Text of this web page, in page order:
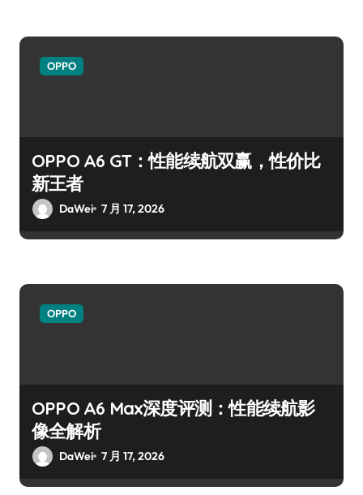
OPPO
OPPO A6 GT：性能续航双赢，性价比
新王者
DaWei 7 月 17, 2026
OPPO
OPPO A6 Max深度评测：性能续航影
像全解析
DaWei 7 月 17, 2026